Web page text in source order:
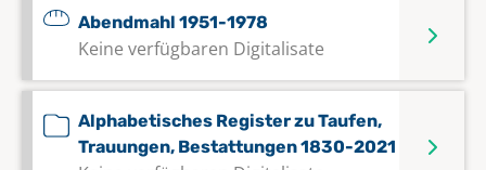
Abendmahl 1951-1978
Keine verfügbaren Digitalisate
Alphabetisches Register zu Taufen,
Trauungen, Bestattungen 1830-2021